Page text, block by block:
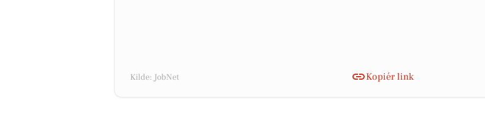
Kilde: JobNet Kopiér link